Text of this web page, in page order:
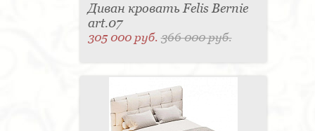
Диван кровать Felis Bernie
art.07
305 000 руб.366 000 руб.